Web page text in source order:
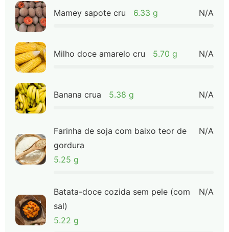
Mamey sapote cru 6.33 g N/A
Milho doce amarelo cru 5.70 g N/A
Banana crua 5.38 g N/A
Farinha de soja com baixo teor de
gordura
5.25 g
N/A
Batata-doce cozida sem pele (com
sal)
5.22 g
N/A